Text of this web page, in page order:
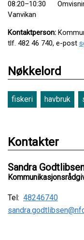
08:20–10:30
Vanvikan
Kontaktperson:
tlf. 482 46 740, e-post
Nøkkelord
fiskeri havbruk
Kontakter
Sandra
Tel: 48246740